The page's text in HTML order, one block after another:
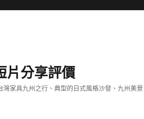
片分享評價
家具九州之行、典型的日式風格沙發、九州美